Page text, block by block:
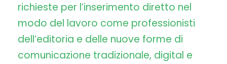
richieste per l’inserimento diretto nel
modo del lavoro come professionisti
dell’editoria e delle nuove forme di
comunicazione tradizionale, digital e